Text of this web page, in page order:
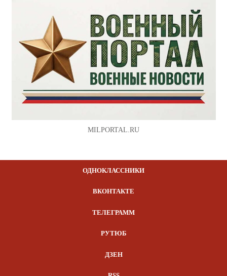
MILPORTAL.RU
ОДНОКЛАССНИКИ
ВКОНТАКТЕ
ТЕЛЕГРАММ
РУТЮБ
ДЗЕН